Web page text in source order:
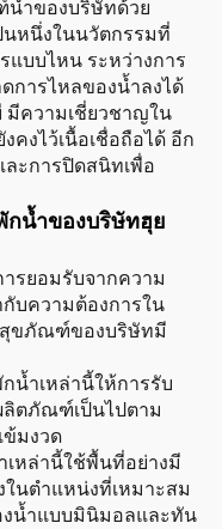
นำของบริษัทด้วย
นหนึ่งในนวัตกรรมที่
แบบไหน ระหว่างการ
การไหลของน้ำลงได้
มีความเชี่ยวชาญใน
คงไว้เนื้อเชื่อถือได้ อีก
ะการปิดสนิทเพื่อ
น้ำของบริษัทฮุย
รยอมรับจากความ
บความต้องการใน
สุขภัณฑ์ของบริษัทมี
น้ำเหล่านี้ให้การรับ
ตภัณฑ์เป็นไปตาม
มงวด
เหล่านี้ใช้พื้นที่อย่างมี
นตำแหน่งที่เหมาะสม
งน้ำแบบมินิมอลและทัน